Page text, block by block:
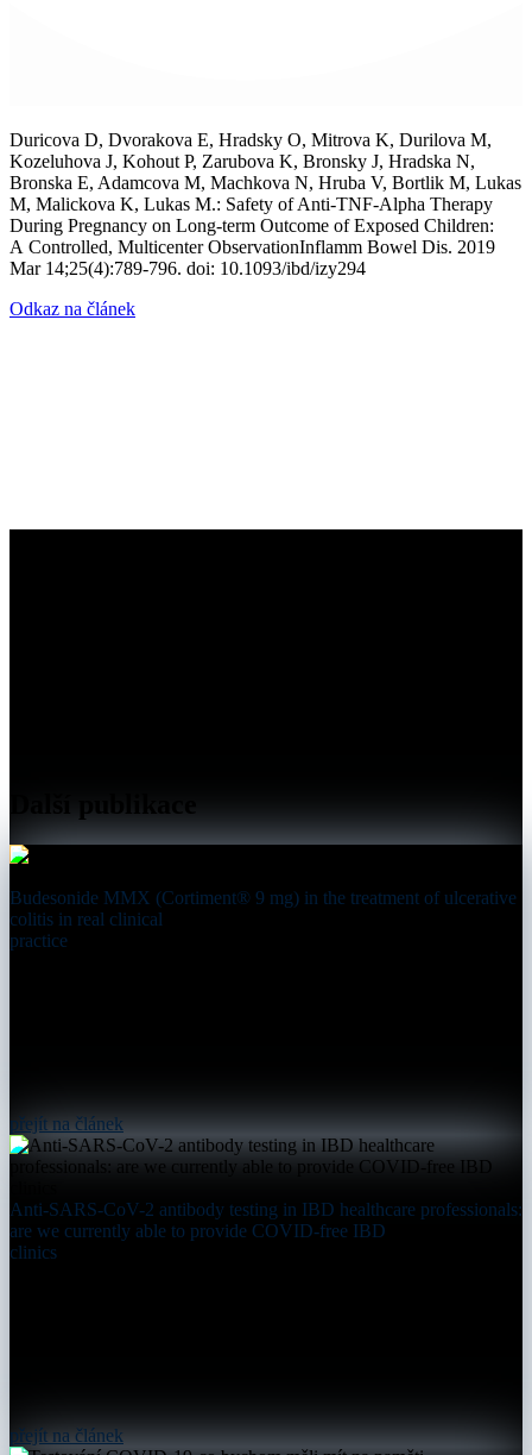
Duricova D, Dvorakova E, Hradsky O, Mitrova K, Durilova M,
Kozeluhova J, Kohout P, Zarubova K, Bronsky J, Hradska N,
Bronska E, Adamcova M, Machkova N, Hruba V, Bortlik M, Lukas
M, Malickova K, Lukas M.: Safety of Anti-TNF-Alpha Therapy
During Pregnancy on Long-term Outcome of Exposed Children:
A Controlled, Multicenter ObservationInflamm Bowel Dis. 2019
Mar 14;25(4):789-796. doi: 10.1093/ibd/izy294
Odkaz na článek
Budesonide MMX (Cortiment® 9 mg) in the treatment of ulcerative
colitis in real clinical
practice
přejít na článek
Anti-SARS-CoV-2 antibody testing in IBD healthcare professionals:
are we currently able to provide COVID-free IBD
clinics
přejít na článek